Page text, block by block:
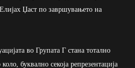
Џаст по завршувањето на
во Групата Г стана тотално
буквално секоја репрезентација